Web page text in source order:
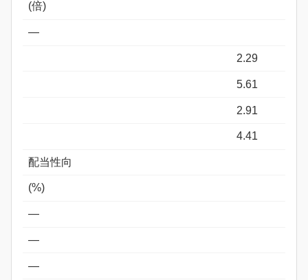
(倍)
―
2.29
5.61
2.91
4.41
配当性向
(%)
―
―
―